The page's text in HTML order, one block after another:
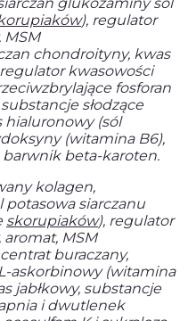
glukozaminy sól
), regulator
MSM
chondroityny, kwas
kwasowości
fosforan
słodzące
hialuronowy (sól
(witamina B6),
beta-karoten.
kolagen,
potasowa siarczanu
skorupiaków), regulator
MSM
buraczany,
askorbinowy (witamina
jabłkowy, substancje
i dwutlenek